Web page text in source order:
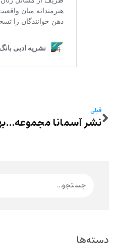
قبلی
نشر آسمانا مجموعه شعر دو زبانه «نقش نیستی» از بیژن جلالی را منتشر کرد
دسته‌ها